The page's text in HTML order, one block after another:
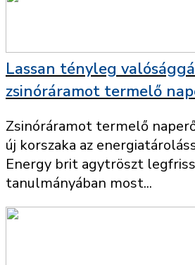
Lassan tényleg
zsinóráramot termelő
Zsinóráramot termelő
új korszaka az
Energy brit agytröszt
tanulmányában most...